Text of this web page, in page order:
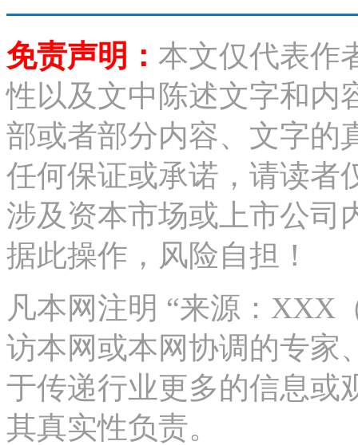
免责声明： 本文仅代表作
性以及文中陈述文字和内
部或者部分内容、文字的
任何保证或承诺，请读者
涉及资本市场或上市公司
据此操作，风险自担！
凡本网注明 “来源：XXX
访本网或本网协调的专家
于传递行业更多的信息或
其真实性负责。